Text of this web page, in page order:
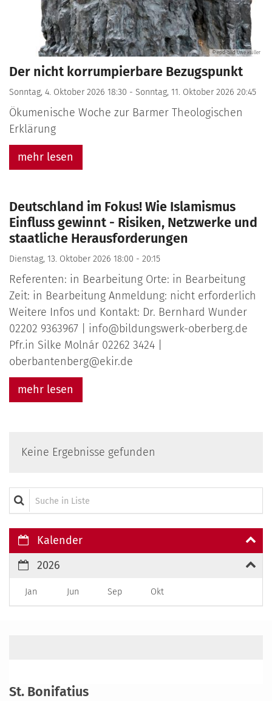
© epd-bild Uwe Müller
Der nicht korrumpierbare Bezugspunkt
Sonntag, 4. Oktober 2026 18:30 - Sonntag, 11. Oktober 2026 20:45
Ökumenische Woche zur Barmer Theologischen
Erklärung
mehr lesen
Deutschland im Fokus! Wie Islamismus
Einfluss gewinnt - Risiken, Netzwerke und
staatliche Herausforderungen
Dienstag, 13. Oktober 2026 18:00 - 20:15
Referenten: in Bearbeitung Orte: in Bearbeitung
Zeit: in Bearbeitung Anmeldung: nicht erforderlich
Weitere Infos und Kontakt: Dr. Bernhard Wunder
02202 9363967 | info@bildungswerk-oberberg.de
Pfr.in Silke Molnár 02262 3424 |
oberbantenberg@ekir.de
mehr lesen
Keine Ergebnisse gefunden
Suche in Liste
Kalender
2026
Jan Jun Sep Okt
St. Bonifatius